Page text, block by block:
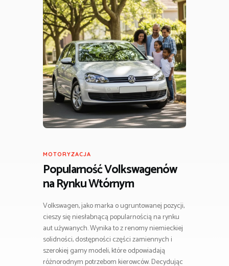
MOTORYZACJA
Popularność Volkswagenów
na Rynku Wtórnym
Volkswagen, jako marka o ugruntowanej pozycji,
cieszy się niesłabnącą popularnością na rynku
aut używanych. Wynika to z renomy niemieckiej
solidności, dostępności części zamiennych i
szerokiej gamy modeli, które odpowiadają
różnorodnym potrzebom kierowców. Decydując